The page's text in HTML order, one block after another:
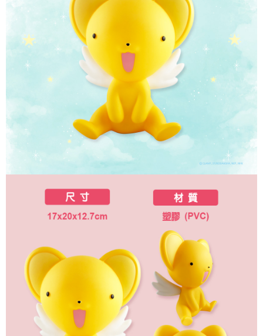
【注意事項】
１．透過由恩沛科技股份有限公司提供之「AFTEE先享後付」服務完成之交
易，需依本服務之必要範圍內提供個人資料，並將交易相關給付款項請求債
權轉讓予恩沛科技股份有限公司。
２．關於個人資料處理事宜，請瀏覽以下網址：
https://aftee.tw/terms/#terms3
３．未成年的使用者請事先徵得法定代理人或監護人之同意方可使用
「AFTEE先享後付」，若未經同意申辦者引起之損失，本公司不負相關責
４．使用「AFTEE先享後付」時，將依據個別帳號之用戶狀況，依本公司即
時審查核予不同之上限額度；若仍有額度不足之情形，本公司將視審查結果
請求用戶進行身份認證。
５．嚴禁一人註冊多個帳號或使用他人資訊註冊。若發現惡意使用之情形，
恩沛科技股份有限公司將有權停止該用戶之使用額度並採取法律行動。
宅配
每筆NT$120，滿NT$499(含以上)免運費
海外宅配 查看運費